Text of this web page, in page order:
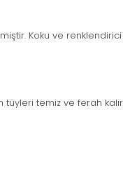
Koku ve
tüyleri temiz ve ferah